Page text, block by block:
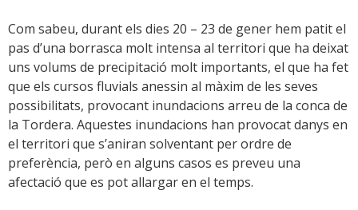
Com sabeu, durant els dies 20 – 23 de gener hem patit el
pas d’una borrasca molt intensa al territori que ha deixat
uns volums de precipitació molt importants, el que ha fet
que els cursos fluvials anessin al màxim de les seves
possibilitats, provocant inundacions arreu de la conca de
la Tordera. Aquestes inundacions han provocat danys en
el territori que s’aniran solventant per ordre de
preferència, però en alguns casos es preveu una
afectació que es pot allargar en el temps.